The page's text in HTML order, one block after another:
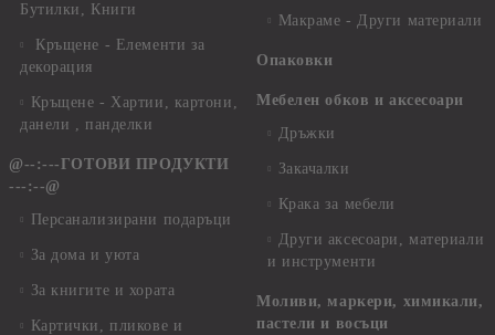
Бутилки, Книги
Кръщене - Елементи за
декорация
Кръщене - Хартии, картони,
данели , панделки
@--:---ГОТОВИ ПРОДУКТИ
---:--@
Персанализирани подаръци
За дома и уюта
За книгите и хората
Картички, пликове и
Макраме - Други материали
Опаковки
Мебелен обков и аксесоари
Дръжки
Закачалки
Крака за мебели
Други аксесоари, материали
и инструменти
Моливи, маркери, химикали,
пастели и восъци